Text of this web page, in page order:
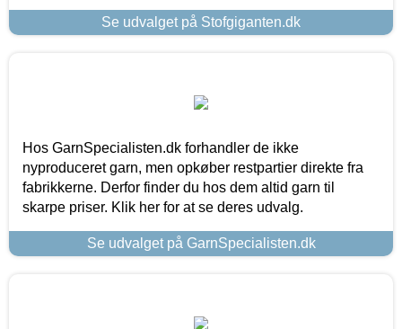
Se udvalget på Stofgiganten.dk
Hos GarnSpecialisten.dk forhandler de ikke
nyproduceret garn, men opkøber restpartier direkte fra
fabrikkerne. Derfor finder du hos dem altid garn til
skarpe priser. Klik her for at se deres udvalg.
Se udvalget på GarnSpecialisten.dk